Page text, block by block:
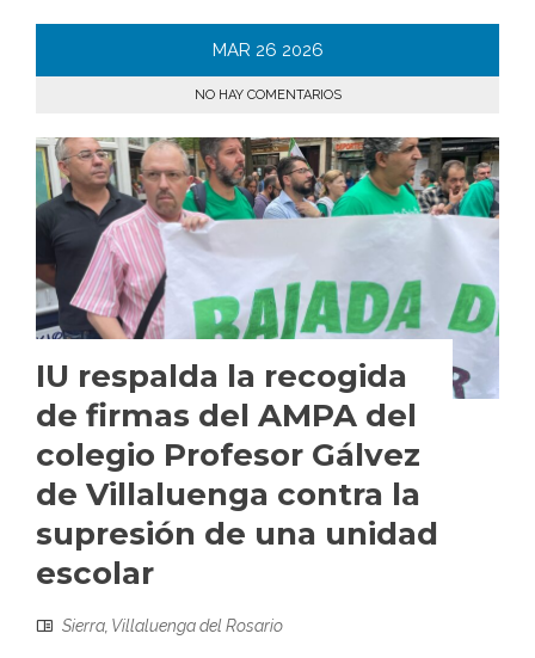
MAR 26 2026
NO HAY COMENTARIOS
IU respalda la recogida
de firmas del AMPA del
colegio Profesor Gálvez
de Villaluenga contra la
supresión de una unidad
escolar
Sierra Villaluenga del Rosario